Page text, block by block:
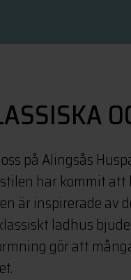
oss på Alingsås
har kommit
är inspirerade av
ladhus
gör att